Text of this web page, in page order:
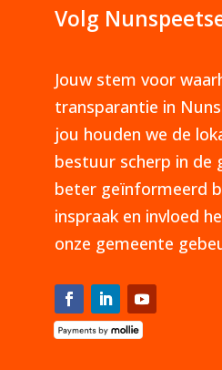
Volg
Jouw stem voor
transparantie in
jou houden we de
bestuur scherp in de
beter geïnformeerd
inspraak en invloed
onze gemeente